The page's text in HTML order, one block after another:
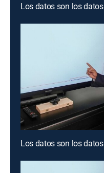
Los datos son los datos
Los datos son los datos